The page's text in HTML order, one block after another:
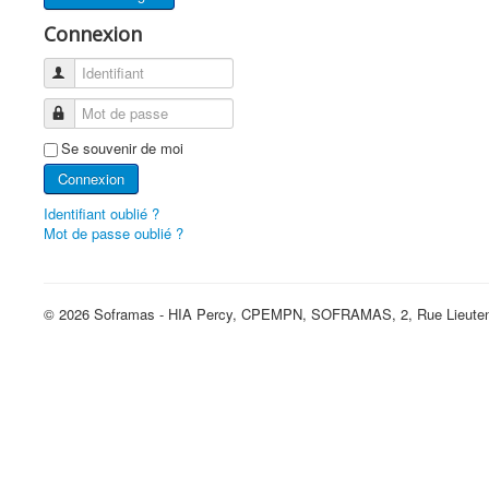
Connexion
Identifiant
Mot de passe
Se souvenir de moi
Connexion
Identifiant oublié ?
Mot de passe oublié ?
© 2026 Soframas - HIA Percy, CPEMPN, SOFRAMAS, 2, Rue